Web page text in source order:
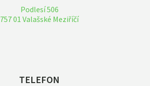
Podlesí 506
757 01 Valašské Meziříčí
TELEFON